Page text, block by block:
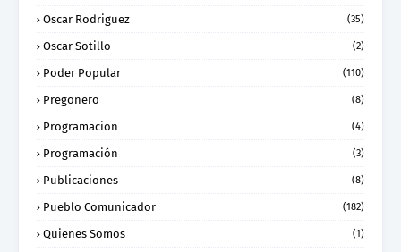
Oscar Rodriguez (35)
Oscar Sotillo (2)
Poder Popular (110)
Pregonero (8)
Programacion (4)
Programación (3)
Publicaciones (8)
Pueblo Comunicador (182)
Quienes Somos (1)